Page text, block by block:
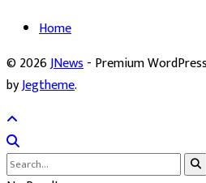
Home
© 2026JNews- Premium
byJegtheme.